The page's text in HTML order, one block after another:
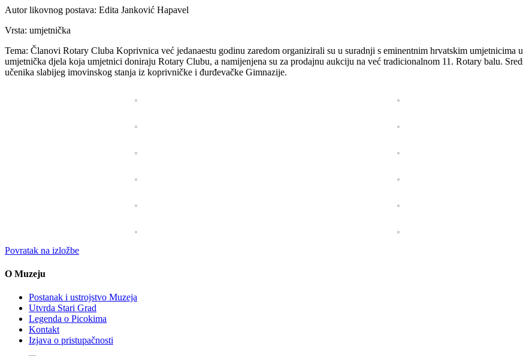
Autor likovnog postava: Edita Janković Hapavel
Vrsta: umjetnička
Tema: Članovi Rotary Cluba Koprivnica već jedanaestu godinu zaredom organizirali su u suradnji s eminentnim hrvatskim
umjetnička djela koja umjetnici doniraju Rotary Clubu, a namijenjena su za prodajnu aukciju na već tradicionalnom 11. Rotary balu.
učenika slabijeg imovinskog stanja iz koprivničke i đurđevačke Gimnazije.
Povratak na izložbe
O Muzeju
Postanak i ustrojstvo Muzeja
Utvrda Stari Grad
Legenda o Picokima
Kontakt
Izjava o pristupačnosti